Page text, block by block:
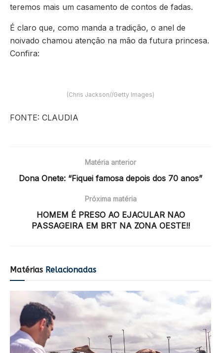
teremos mais um casamento de contos de fadas.
É claro que, como manda a tradição, o anel de
noivado chamou atenção na mão da futura princesa.
Confira:
(Chris Jackson//Getty Images)
FONTE: CLAUDIA
Matéria anterior
Dona Onete: “Fiquei famosa depois dos 70 anos”
Próxima matéria
HOMEM É PRESO AO EJACULAR NAO
PASSAGEIRA EM BRT NA ZONA OESTE!!
Matérias Relacionadas